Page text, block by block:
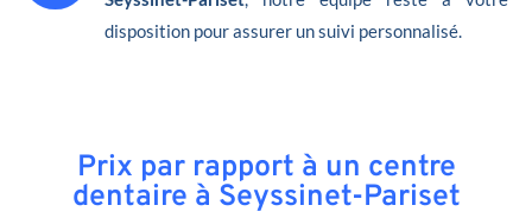
disposition pour assurer un suivi personnalisé.
Prix par rapport à un centre
dentaire à Seyssinet-Pariset